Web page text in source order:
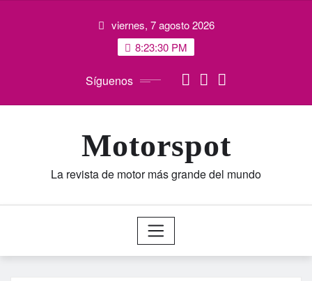
viernes, 7 agosto 2026
8:23:30 PM
Síguenos
Motorspot
La revista de motor más grande del mundo